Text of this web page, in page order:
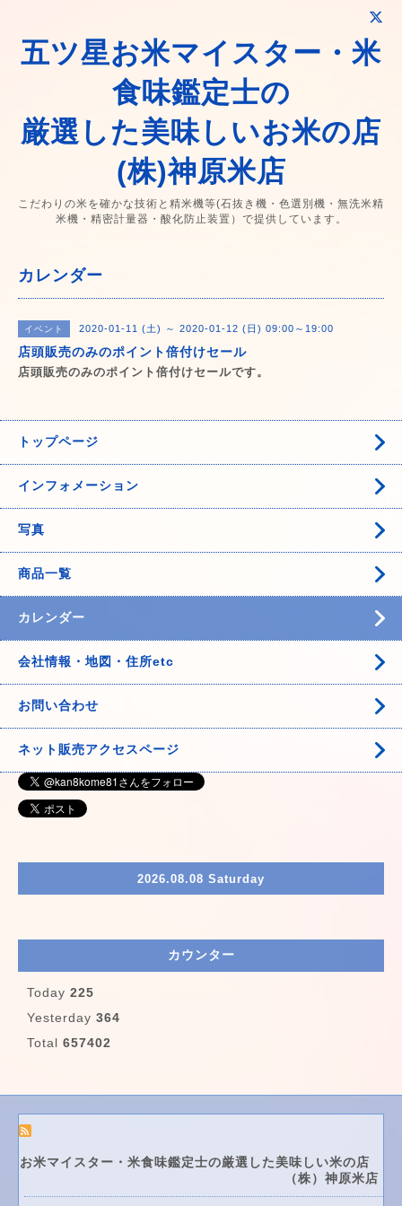
五ツ星お米マイスター・米
食味鑑定士の
厳選した美味しいお米の店
(株)神原米店
こだわりの米を確かな技術と精米機等(石抜き機・色選別機・無洗米精
米機・精密計量器・酸化防止装置）で提供しています。
カレンダー
イベント 2020-01-11 (土) ～ 2020-01-12 (日) 09:00～19:00
店頭販売のみのポイント倍付けセール
店頭販売のみのポイント倍付けセールです。
トップページ
インフォメーション
写真
商品一覧
カレンダー
会社情報・地図・住所etc
お問い合わせ
ネット販売アクセスページ
2026.08.08 Saturday
カウンター
Today 225
Yesterday 364
Total 657402
お米マイスター・米食味鑑定士の厳選した美味しい米の店
（株）神原米店